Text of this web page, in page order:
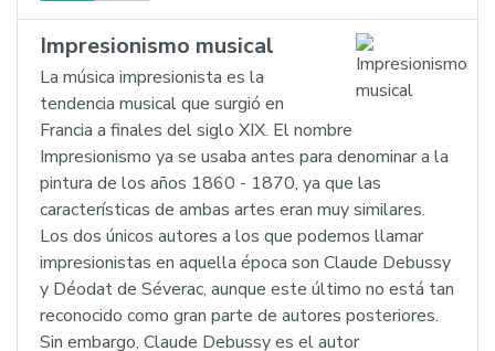
Impresionismo musical
La música impresionista es la
tendencia musical que surgió en
Francia a finales del siglo XIX. El nombre
Impresionismo ya se usaba antes para denominar a la
pintura de los años 1860 - 1870, ya que las
características de ambas artes eran muy similares.
Los dos únicos autores a los que podemos llamar
impresionistas en aquella época son Claude Debussy
y Déodat de Séverac, aunque este último no está tan
reconocido como gran parte de autores posteriores.
Sin embargo, Claude Debussy es el autor